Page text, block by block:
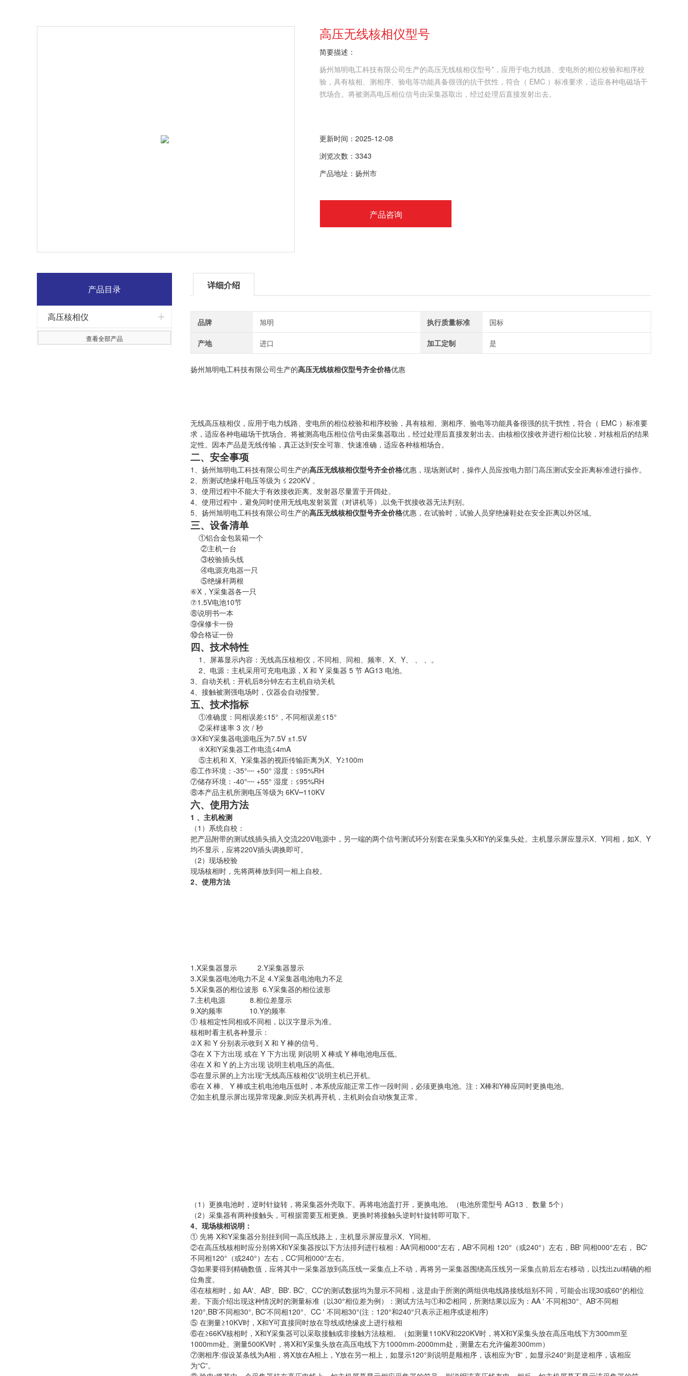
高压无线核相仪型号
简要描述：
扬州旭明电工科技有限公司生产的高压无线核相仪型号*，应用于电力线路、变电所的相位校验和相序校
验，具有核相、测相序、验电等功能具备很强的抗干扰性，符合（ EMC ）标准要求，适应各种电磁场干
扰场合。将被测高电压相位信号由采集器取出，经过处理后直接发射出去。
更新时间：2025-12-08
浏览次数：3343
产品地址：扬州市
产品咨询
产品目录
高压核相仪
查看全部产品
详细介绍
品牌 旭明 执行质量标准 国标
产地 进口 加工定制 是
扬州旭明电工科技有限公司生产的高压无线核相仪型号齐全价格优惠
无线高压核相仪，应用于电力线路、变电所的相位校验和相序校验，具有核相、测相序、验电等功能具备很强的抗干扰性，符合（ EMC ）标准要
求，适应各种电磁场干扰场合。将被测高电压相位信号由采集器取出，经过处理后直接发射出去。由核相仪接收并进行相位比较，对核相后的结果
定性。因本产品是无线传输，真正达到安全可靠、快速准确，适应各种核相场合。
二、安全事项
1、扬州旭明电工科技有限公司生产的高压无线核相仪型号齐全价格优惠，现场测试时，操作人员应按电力部门高压测试安全距离标准进行操作。
2、所测试绝缘杆电压等级为 ≤ 220KV 。
3、使用过程中不能大于有效接收距离。发射器尽量置于开阔处。
4、使用过程中，避免同时使用无线电发射装置（对讲机等）,以免干扰接收器无法判别。
5、扬州旭明电工科技有限公司生产的高压无线核相仪型号齐全价格优惠，在试验时，试验人员穿绝缘鞋处在安全距离以外区域。
三、设备清单
①铝合金包装箱一个
②主机一台
③校验插头线
④电源充电器一只
⑤绝缘杆两根
⑥X，Y采集器各一只
⑦1.5V电池10节
⑧说明书一本
⑨保修卡一份
⑩合格证一份
四、技术特性
1、屏幕显示内容：无线高压核相仪，不同相、同相、频率、X、Y、 、 、。
2、电源：主机采用可充电电源，X 和 Y 采集器 5 节 AG13 电池。
3、自动关机：开机后8分钟左右主机自动关机
4、接触被测强电场时，仪器会自动报警。
五、技术指标
①准确度：同相误差≤15°，不同相误差≤15°
②采样速率 3 次 / 秒
③X和Y采集器电源电压为7.5V ±1.5V
④X和Y采集器工作电流≤4mA
⑤主机和 X、Y采集器的视距传输距离为X、Y≥100m
⑥工作环境：-35°┉ +50° 湿度：≤95%RH
⑦储存环境：-40°┉ +55° 湿度：≤95%RH
⑧本产品主机所测电压等级为 6KV┉110KV
六、使用方法
1 、主机检测
（1）系统自校：
把产品附带的测试线插头插入交流220V电源中，另一端的两个信号测试环分别套在采集头X和Y的采集头处。主机显示屏应显示X、Y同相，如X、Y
均不显示，应将220V插头调换即可。
（2）现场校验
现场核相时，先将两棒放到同一相上自校。
2、使用方法
1.X采集器显示 2.Y采集器显示
3.X采集器电池电力不足 4.Y采集器电池电力不足
5.X采集器的相位波形 6.Y采集器的相位波形
7.主机电源 8.相位差显示
9.X的频率 10.Y的频率
① 核相定性同相或不同相，以汉字显示为准。
核相时看主机各种显示：
②X 和 Y 分别表示收到 X 和 Y 棒的信号。
③在 X 下方出现 或在 Y 下方出现 则说明 X 棒或 Y 棒电池电压低。
④在 X 和 Y 的上方出现 说明主机电压的高低。
⑤在显示屏的上方出现“无线高压核相仪”说明主机已开机。
⑥在 X 棒、 Y 棒或主机电池电压低时，本系统应能正常工作一段时间，必须更换电池。注：X棒和Y棒应同时更换电池。
⑦如主机显示屏出现异常现象,则应关机再开机，主机则会自动恢复正常。
（1）更换电池时，逆时针旋转，将采集器外壳取下。再将电池盖打开，更换电池。（电池所需型号 AG13 、数量 5个）
（2）采集器有两种接触头，可根据需要互相更换。更换时将接触头逆时针旋转即可取下。
4、现场核相说明：
① 先将 X和Y采集器分别挂到同一高压线路上，主机显示屏应显示X、Y同相。
②在高压线核相时应分别将X和Y采集器按以下方法排列进行核相：AA′同相000°左右，AB′不同相 120°（或240°）左右，BB′ 同相000°左右， BC′
不同相120°（或240°）左右，CC′同相000°左右。
③如果要得到精确数值，应将其中一采集器放到高压线一采集点上不动，再将另一采集器围绕高压线另一采集点前后左右移动，以找出zui精确的相
位角度。
④在核相时，如 AA′、AB′、BB′. BC′、CC′的测试数据均为显示不同相，这是由于所测的两组供电线路接线组别不同，可能会出现30或60°的相位
差。下面介绍出现这种情况时的测量标准（以30°相位差为例）：测试方法与①和②相同，所测结果以应为：AA ' 不同相30°、AB'不同相
120°,BB'不同相30°, BC'不同相120°、CC ' 不同相30°(注：120°和240°只表示正相序或逆相序)
⑤ 在测量≥10KV时，X和Y可直接同时放在导线或绝缘皮上进行核相
⑥在≥66KV核相时，X和Y采集器可以采取接触或非接触方法核相。（如测量110KV和220KV时，将X和Y采集头放在高压电线下方300mm至
1000mm处。测量500KV时，将X和Y采集头放在高压电线下方1000mm-2000mm处，测量左右允许偏差300mm）
⑦测相序:假设某条线为A相，将X放在A相上，Y放在另一相上，如显示120°则说明是顺相序，该相应为“B”，如显示240°则是逆相序，该相应
为“C”。